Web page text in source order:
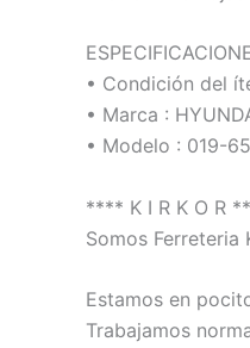
• Condición del
• Marca :
• Modelo : 019-
**** K I R K O R
Somos Ferreteria
Estamos en
Trabajamos